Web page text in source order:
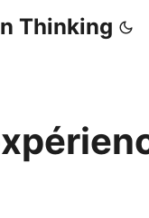
Thinking